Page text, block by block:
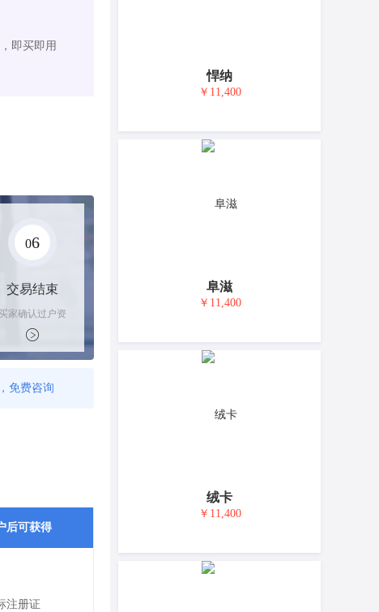
即买即用
06
交易结束
家确认过户资
料后，平台解冻
资金支付卖家
免费咨询
后可获得
注册证
悍纳
￥11,400
阜滋
￥11,400
绒卡
￥11,400